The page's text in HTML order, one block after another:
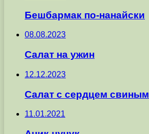
Бешбармак по-нанайски
08.08.2023
Салат на ужин
12.12.2023
Салат с сердцем свиным
11.01.2021